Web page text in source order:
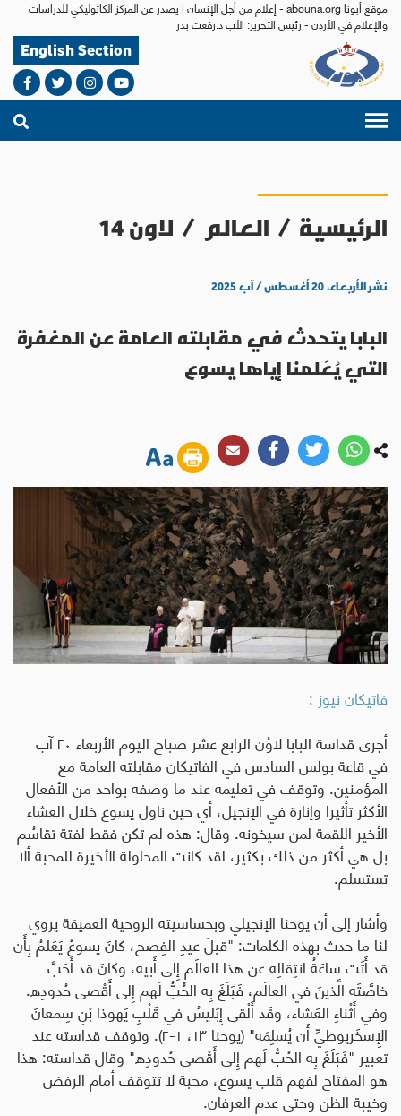
موقع أبونا abouna.org - إعلام من أجل الإنسان | يصدر عن المركز الكاثوليكي للدراسات
والإعلام في الأردن - رئيس التحرير: الأب د.رفعت بدر
English Section
الرئيسية / العالم / لاون 14
نشر الأربعاء، ٢٠ أغسطس / آب ٢٠٢٥
البابا يتحدث في مقابلته العامة عن المغفرة
التي يُعَلمنا إياها يسوع
فاتيكان نيوز :
أجرى قداسة البابا لاوُن الرابع عشر صباح اليوم الأربعاء ٢٠ آب
في قاعة بولس السادس في الفاتيكان مقابلته العامة مع
المؤمنين. وتوقف في تعليمه عند ما وصفه بواحد من الأفعال
الأكثر تأثيرا وإنارة في الإنجيل، أي حين ناول يسوع خلال العشاء
الأخير اللقمة لمن سيخونه. وقال: هذه لم تكن فقط لفتة تقاسُم
بل هي أكثر من ذلك بكثير، لقد كانت المحاولة الأخيرة للمحبة ألا
تستسلم.
وأشار إلى أن يوحنا الإنجيلي وبحساسيته الروحية العميقة يروي
لنا ما حدث بهذه الكلمات: "قبلَ عيدِ الفِصح، كانَ يسوعُ يَعَلمُ بِأَن
قد أَتَت ساعَةُ انتِقالِه عن هذا العالَمِ إِلى أَبيه، وكانَ قد أَحَبَّ
خاصَّتَه الَّذينَ في العالَم، فَبَلَغَ بِه الحُبُّ لَهم إِلى أَقْصى حُدودِه.
وفي أَثْناءِ العَشاء، وقَد أَلْقى إِبَليسُ في قَلْبِ يَهوذا بْنِ سِمعانَ
الإِسخَريوطيِّ أَن يُسلِمَه" (يوحنا ١٣، ١-٢). وتوقف قداسته عند
تعبير "فَبَلَغَ بِه الحُبُّ لَهم إِلى أَقْصى حُدودِه" وقال قداسته: هذا
هو المفتاح لفهم قلب يسوع، محبة لا تتوقف أمام الرفض
وخيبة الظن وحتى عدم العرفان.